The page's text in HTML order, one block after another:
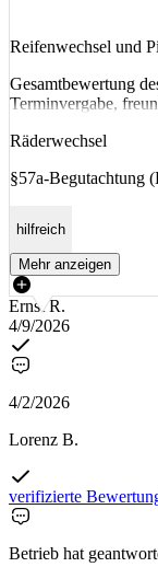
Reifenwechsel und
Gesamtbewertung
Terminvergabe,
Räderwechsel
§57a-Begutachtung
hilfreich
Mehr anzeigen
Ernst R.
4/9/2026
4/2/2026
Lorenz B.
verifizierte
Betrieb hat